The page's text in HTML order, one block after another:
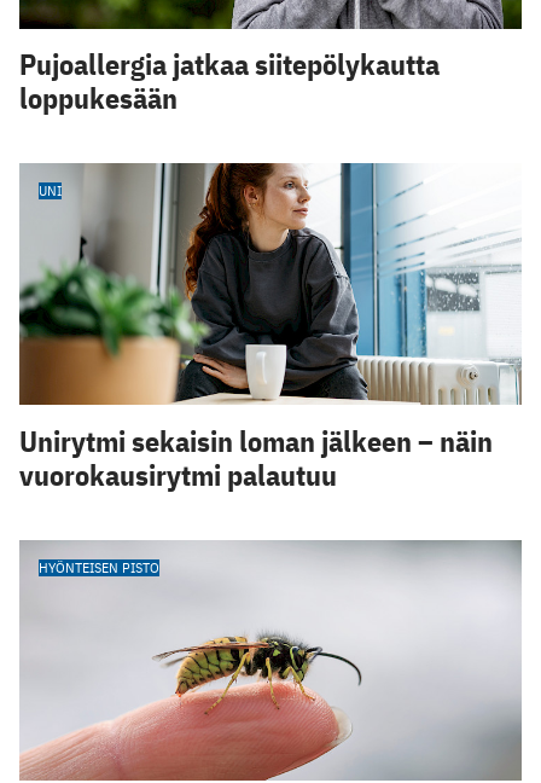
Pujoallergia jatkaa siitepölykautta
loppukesään
UNI
Unirytmi sekaisin loman jälkeen – näin
vuorokausirytmi palautuu
HYÖNTEISEN PISTO